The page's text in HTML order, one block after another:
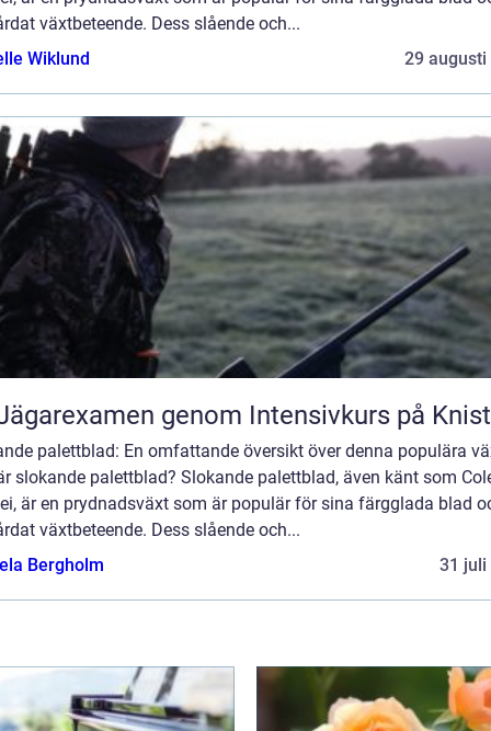
växtbeteende. Dess slående och...
Wiklund
29 augusti
genom Intensivkurs på
palettblad: En omfattande översikt över denna populära
slokande palettblad? Slokande palettblad, även känt som
är en prydnadsväxt som är populär för sina färgglada blad
växtbeteende. Dess slående och...
Bergholm
31 juli